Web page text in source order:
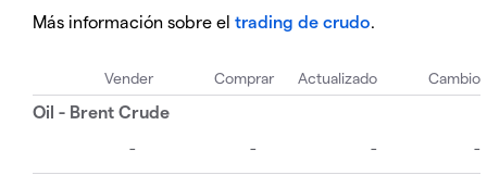
Más información sobre el trading de crudo